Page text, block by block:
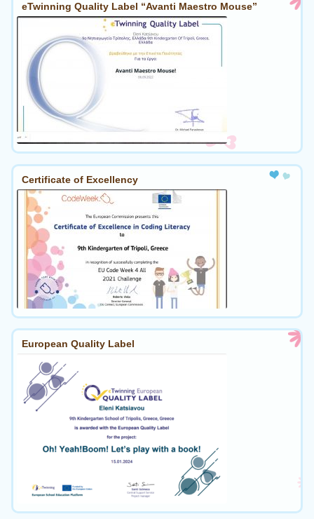
eTwinning Quality Label “Avanti Maestro Mouse”
Certificate of Excellency
European Quality Label